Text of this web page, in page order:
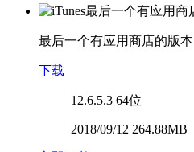
最后一个有应用商店的版本
下载
12.6.5.3 64位
2018/09/12 264.88MB